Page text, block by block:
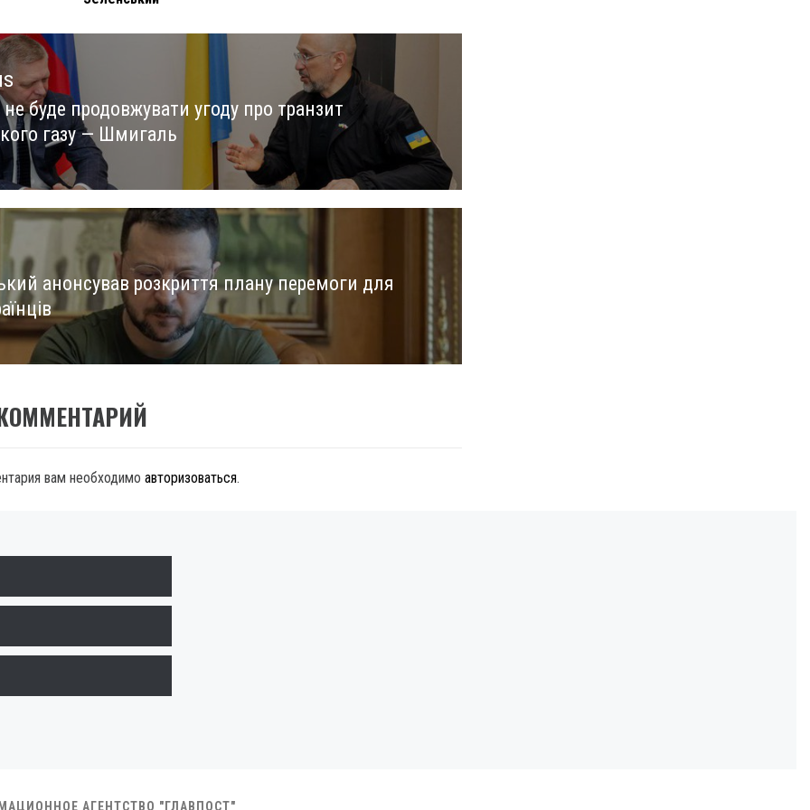
не буде продовжувати угоду про транзит
газу — Шмигаль
анонсував розкриття плану перемоги для
вам необходимо авторизоваться.
АГЕНТСТВО "ГЛАВПОСТ"